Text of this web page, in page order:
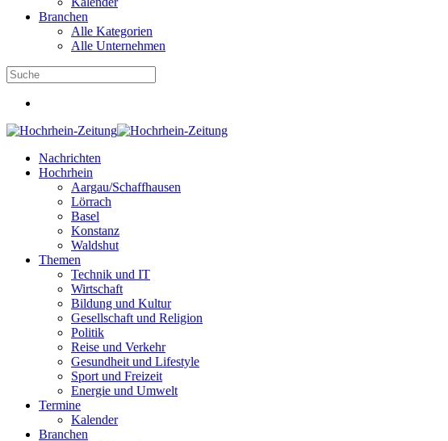
Branchen
Alle Kategorien
Alle Unternehmen
Nachrichten
Hochrhein
Aargau/Schaffhausen
Lörrach
Basel
Konstanz
Waldshut
Themen
Technik und IT
Wirtschaft
Bildung und Kultur
Gesellschaft und Religion
Politik
Reise und Verkehr
Gesundheit und Lifestyle
Sport und Freizeit
Energie und Umwelt
Termine
Kalender
Branchen